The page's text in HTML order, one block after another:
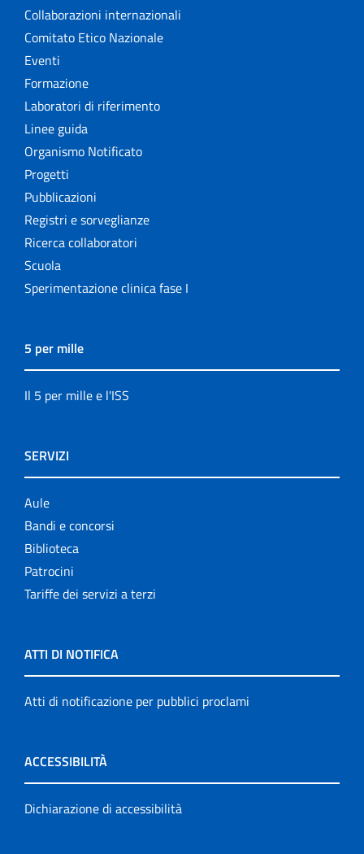
Collaborazioni internazionali
Comitato Etico Nazionale
Eventi
Formazione
Laboratori di riferimento
Linee guida
Organismo Notificato
Progetti
Pubblicazioni
Registri e sorveglianze
Ricerca collaboratori
Scuola
Sperimentazione clinica fase I
5 per mille
Il 5 per mille e l'ISS
SERVIZI
Aule
Bandi e concorsi
Biblioteca
Patrocini
Tariffe dei servizi a terzi
ATTI DI NOTIFICA
Atti di notificazione per pubblici proclami
ACCESSIBILITÀ
Dichiarazione di accessibilità